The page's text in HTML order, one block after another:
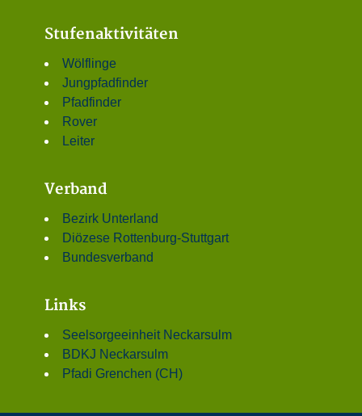
Stufenaktivitäten
Wölflinge
Jungpfadfinder
Pfadfinder
Rover
Leiter
Verband
Bezirk Unterland
Diözese Rottenburg-Stuttgart
Bundesverband
Links
Seelsorgeeinheit Neckarsulm
BDKJ Neckarsulm
Pfadi Grenchen (CH)